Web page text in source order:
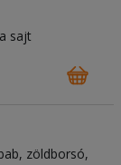
sajt
zöldborsó